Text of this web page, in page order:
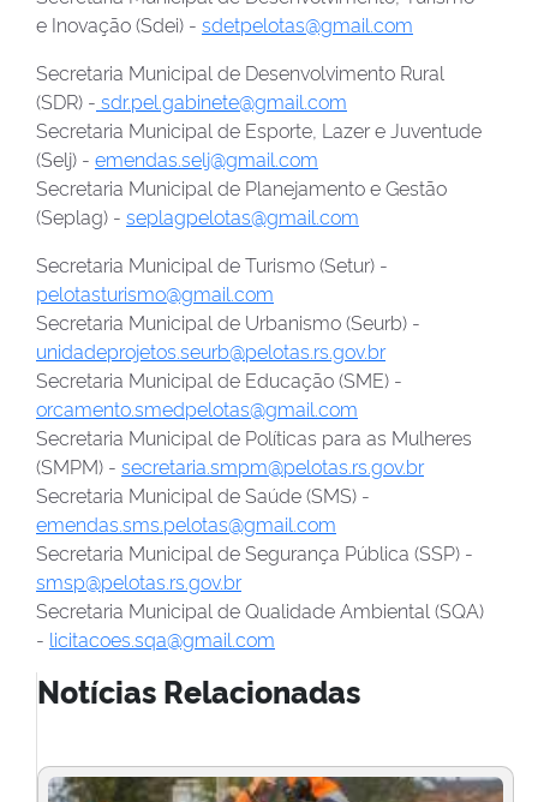
e Inovação (Sdei) - sdetpelotas@gmail.com
Secretaria Municipal de Desenvolvimento Rural
(SDR) - sdr.pel.gabinete@gmail.com
Secretaria Municipal de Esporte, Lazer e Juventude
(Selj) - emendas.selj@gmail.com
Secretaria Municipal de Planejamento e Gestão
(Seplag) - seplagpelotas@gmail.com
Secretaria Municipal de Turismo (Setur) -
pelotasturismo@gmail.com
Secretaria Municipal de Urbanismo (Seurb) -
unidadeprojetos.seurb@pelotas.rs.gov.br
Secretaria Municipal de Educação (SME) -
orcamento.smedpelotas@gmail.com
Secretaria Municipal de Políticas para as Mulheres
(SMPM) - secretaria.smpm@pelotas.rs.gov.br
Secretaria Municipal de Saúde (SMS) -
emendas.sms.pelotas@gmail.com
Secretaria Municipal de Segurança Pública (SSP) -
smsp@pelotas.rs.gov.br
Secretaria Municipal de Qualidade Ambiental (SQA)
- licitacoes.sqa@gmail.com
Notícias Relacionadas